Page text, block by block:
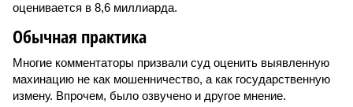
оценивается в 8,6 миллиарда.
Обычная практика
Многие комментаторы призвали суд оценить выявленную
махинацию не как мошенничество, а как государственную
измену. Впрочем, было озвучено и другое мнение.